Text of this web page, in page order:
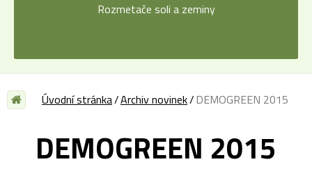
Rozmetače soli a zeminy
Úvodní stránka Archiv novinek DEMOGREEN 2015
DEMOGREEN 2015